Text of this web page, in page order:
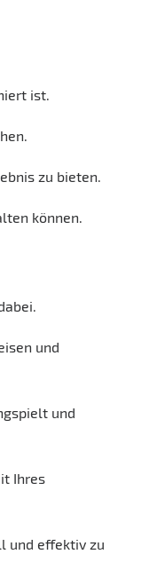
ist.
zu bieten.
können.
und
und
Ihres
und effektiv zu